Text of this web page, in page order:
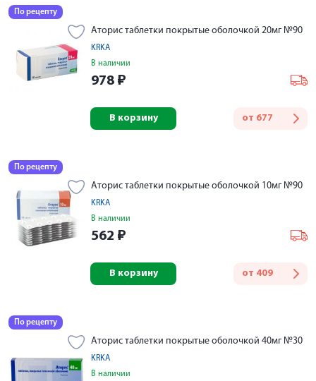
По рецепту
Аторис таблетки покрытые оболочкой 20мг №90
KRKA
В наличии
978 ₽
от 677
В корзину
По рецепту
Аторис таблетки покрытые оболочкой 10мг №90
KRKA
В наличии
562 ₽
от 409
В корзину
По рецепту
Аторис таблетки покрытые оболочкой 40мг №30
KRKA
В наличии